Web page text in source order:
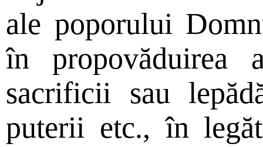
ale poporului
în propovăduirea
sacrificii sau
puterii etc., în